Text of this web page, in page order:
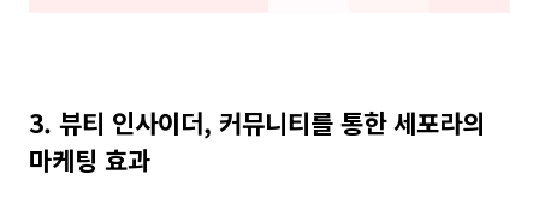
3. 뷰티 인사이더, 커뮤니티를 통한 세포라의
마케팅 효과